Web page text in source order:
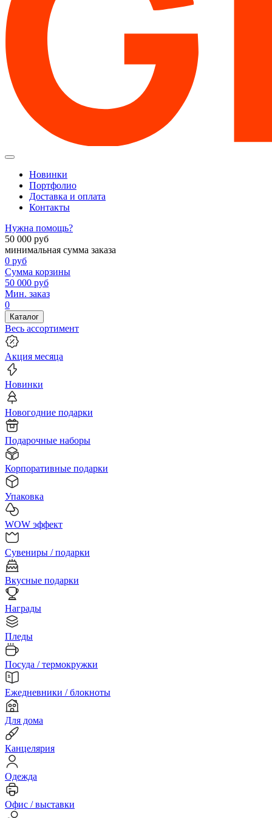
Новинки
Портфолио
Доставка и оплата
Контакты
Нужна помощь?
50 000 руб
минимальная сумма заказа
0 руб
Сумма корзины
50 000 руб
Мин. заказ
0
Каталог
Весь ассортимент
Акция месяца
Новинки
Новогодние подарки
Подарочные наборы
Корпоративные подарки
Упаковка
WOW эффект
Сувениры / подарки
Вкусные подарки
Награды
Пледы
Посуда / термокружки
Ежедневники / блокноты
Для дома
Канцелярия
Одежда
Офис / выставки